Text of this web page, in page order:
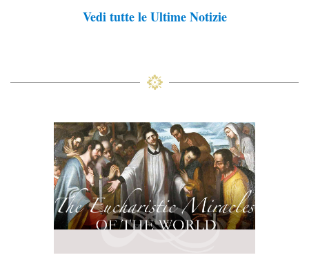
Vedi tutte le Ultime Notizie